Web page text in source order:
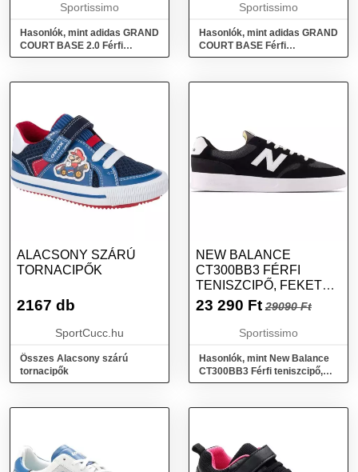
Sportissimo
Hasonlók, mint adidas GRAND
COURT BASE 2.0 Férfi
teniszcipő, fehér, méret 42
Sportissimo
Hasonlók, mint adidas GRAND
COURT BASE Férfi
szabadidőcipő, fekete, méret
ALACSONY SZÁRÚ
TORNACIPŐK
2167 db
SportCucc.hu
Összes Alacsony szárú
tornacipők
NEW BALANCE
CT300BB3 FÉRFI
TENISZCIPŐ, FEKETE,
MÉRET 40.5
23 290 Ft 29090 Ft
Sportissimo
Hasonlók, mint New Balance
CT300BB3 Férfi teniszcipő,
fekete, méret 40.5